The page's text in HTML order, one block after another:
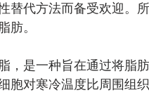
替代方法而备受欢迎。
肪。
，是一种旨在通过将脂
胞对寒冷温度比周围组